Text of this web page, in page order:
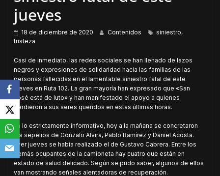
jueves
18 de diciembre de 2020 Contenidos siniestro,
tristeza
Casi de inmediato, las redes sociales se han llenado de lazos
negros y expresiones de solidaridad hacia las familias de las
personas fallecidas en el lamentable siniestro fatal de este
jueves en Ruta 102. La gran mayoría han expresado que «San
José está de luto» y han manifestado el apoyo a quienes
perdieron a sus seres queridos en estas últimas horas.
En lo estrictamente informativo, hoy a la mañana se concretaron
los sepelios de Gonzalo Alvira, Pablo Ramírez y Daniel Acosta.
Ayer jueves se había realizado el de Gustavo Cabrera. Entre los
demás ocupantes de la camioneta hay cuatro que están en
estado de salud delicado. Según se pudo saber, algunos de ellos
van mostrando señales alentadoras de recuperación.